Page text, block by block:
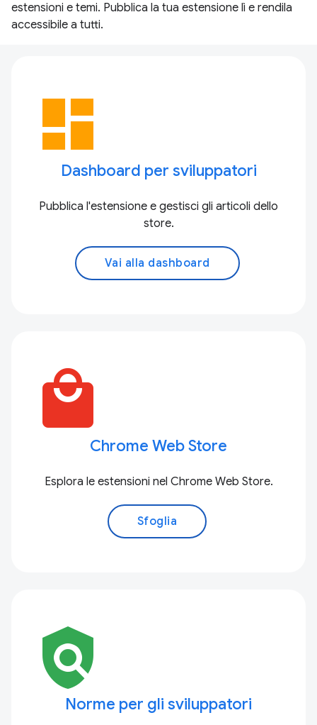
estensioni e temi. Pubblica la tua estensione lì e rendila
accessibile a tutti.
dashboard
Dashboard per sviluppatori
Pubblica l'estensione e gestisci gli articoli dello
store.
Vai alla dashboard
local_mall
Chrome Web Store
Esplora le estensioni nel Chrome Web Store.
Sfoglia
policy
Norme per gli sviluppatori